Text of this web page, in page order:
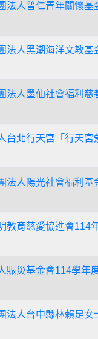
法人普仁青年關懷
法人黑潮海洋文教
法人墨仙社會福利
台北行天宮「行天
法人陽光社會福利
教育慈愛協進會114
賑災基金會114學年
法人台中縣林賴足